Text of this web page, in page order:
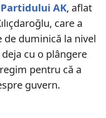
Partidului AK, aflat
care a
duminică la nivel
cu o plângere
pentru că a
guvern.